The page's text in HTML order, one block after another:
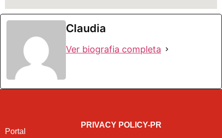
Claudia
Ver biografia completa
Portal
PRIVACY POLICY-PR